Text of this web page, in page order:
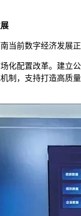
当前数字经济发展
化配置改革。建
制，支持打造高质